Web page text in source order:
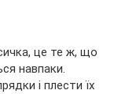
це те ж, що
навпаки.
і плести їх